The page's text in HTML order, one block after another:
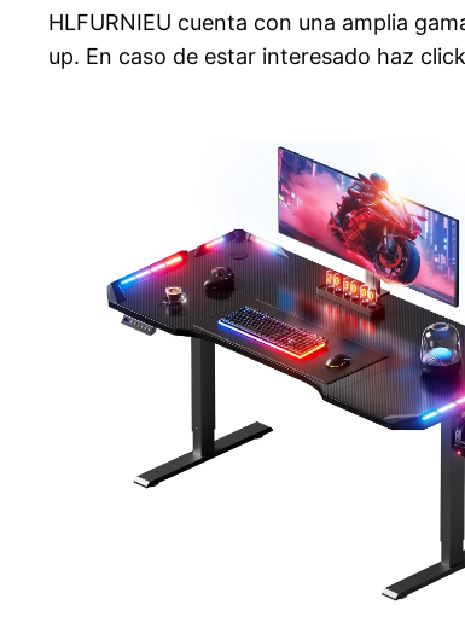
HLFURNIEU cuenta con una amplia
up. En caso de estar interesado haz